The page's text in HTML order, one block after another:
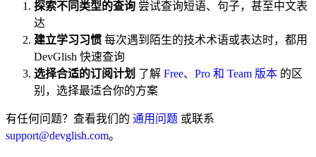
探索不同类型的查询 尝试查询短语、句子，甚至中文表
达
建立学习习惯 每次遇到陌生的技术术语或表达时，都用
DevGlish 快速查询
选择合适的订阅计划 了解 Free、Pro 和 Team 版本 的区
别，选择最适合你的方案
有任何问题？查看我们的 通用问题 或联系
support@devglish.com。